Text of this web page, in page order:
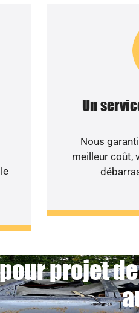
Un
Nous
meilleur coût,
projet